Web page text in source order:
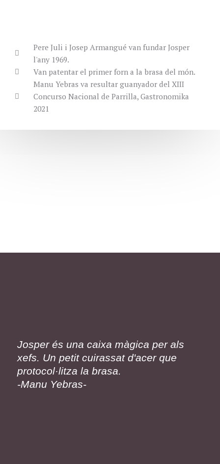
Pere Juli i Josep Armangué van fundar Josper
l'any 1969.
Van patentar el primer forn a la brasa del món.
Manu Yebras va resultar guanyador del XIII
Concurso Nacional de Parrilla, Gastronomika
2021
Josper és una caixa màgica per als
xefs. Un petit cuirassat d'acer que
protocol·litza la brasa.
-Manu Yebras-